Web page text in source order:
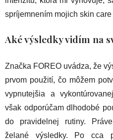
spríjemnením mojich skin care
Aké výsledky vidím na
Značka FOREO uvádza, že
prvom použití, čo môžem
vypnutejšia a
však odporúčam dlhodobé
do pravidelnej rutiny.
želané výsledky. Po cca